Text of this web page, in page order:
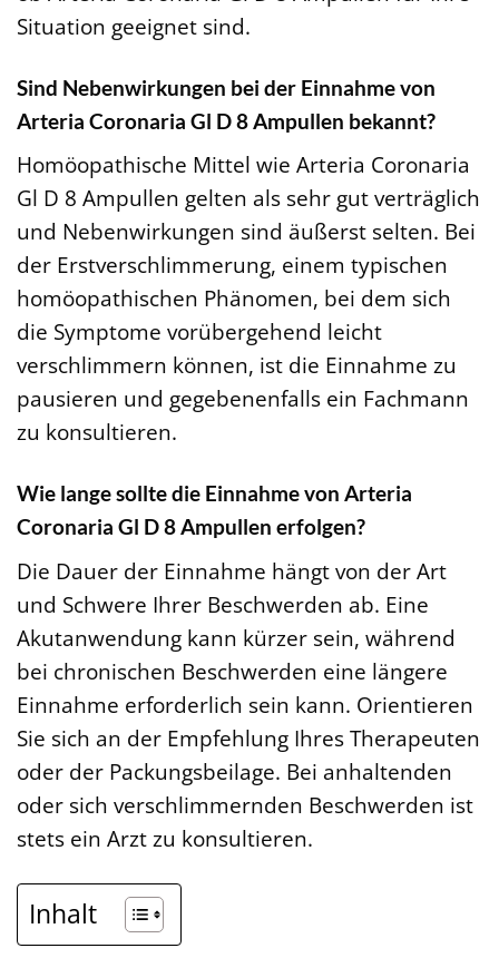
Situation geeignet sind.
Sind Nebenwirkungen bei der Einnahme von
Arteria Coronaria Gl D 8 Ampullen bekannt?
Homöopathische Mittel wie Arteria Coronaria
Gl D 8 Ampullen gelten als sehr gut verträglich
und Nebenwirkungen sind äußerst selten. Bei
der Erstverschlimmerung, einem typischen
homöopathischen Phänomen, bei dem sich
die Symptome vorübergehend leicht
verschlimmern können, ist die Einnahme zu
pausieren und gegebenenfalls ein Fachmann
zu konsultieren.
Wie lange sollte die Einnahme von Arteria
Coronaria Gl D 8 Ampullen erfolgen?
Die Dauer der Einnahme hängt von der Art
und Schwere Ihrer Beschwerden ab. Eine
Akutanwendung kann kürzer sein, während
bei chronischen Beschwerden eine längere
Einnahme erforderlich sein kann. Orientieren
Sie sich an der Empfehlung Ihres Therapeuten
oder der Packungsbeilage. Bei anhaltenden
oder sich verschlimmernden Beschwerden ist
stets ein Arzt zu konsultieren.
Inhalt